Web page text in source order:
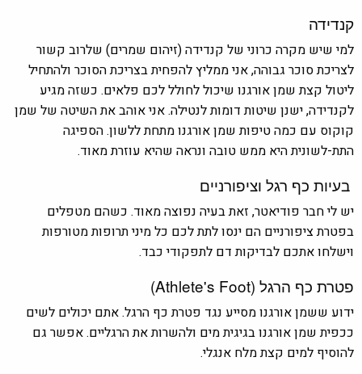
קנדידה
למי שיש מקרה כרוני של קנדידה (זיהום שמרים) שלרוב קשור
לצריכת סוכר גבוהה, אני ממליץ להפחית בצריכת הסוכר ולהתחיל
ליטול קצת שמן אורגנו שיכול לחולל לכם פלאים. כשזה מגיע
לקנדידה, ישנן שיטות דומות לנטילה. אני אוהב את השיטה של שמן
קוקוס עם כמה טיפות שמן אורגנו מתחת ללשון. הספיגה
התת-לשונית היא ממש טובה ונראה שהיא עוזרת מאוד.
בעיות כף רגל וציפורניים
יש לי חבר פודיאטר, זאת בעיה נפוצה מאוד. כשהם מטפלים
בפטרת ציפורניים הם ינסו לתת לכם כל מיני תרופות מטורפות
וישלחו אתכם לבדיקות דם לתפקודי כבד.
פטרת כף הרגל (Athlete's Foot)
ידוע ששמן אורגנו מסייע נגד פטרת כף הרגל. אתם יכולים לשים
ככפית שמן אורגנו בגיגית מים ולהשרות את הרגליים. אפשר גם
להוסיף למים קצת מלח אנגלי.